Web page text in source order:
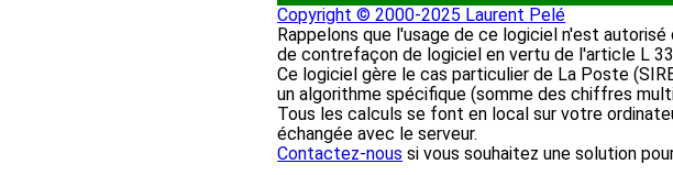
Copyright © 2000-2025 Laurent Pelé
Rappelons que l'usage de ce logiciel n'est
de contrefaçon de logiciel en vertu de l'article L
Ce logiciel gère le cas particulier de La Poste
un algorithme spécifique (somme des chiffres
Tous les calculs se font en local sur votre
échangée avec le serveur.
Contactez-nous si vous souhaitez une solution